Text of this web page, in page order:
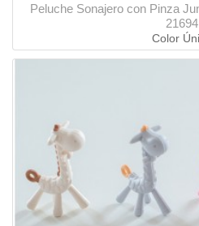
Peluche Sonajero con Pinza
21694
Color